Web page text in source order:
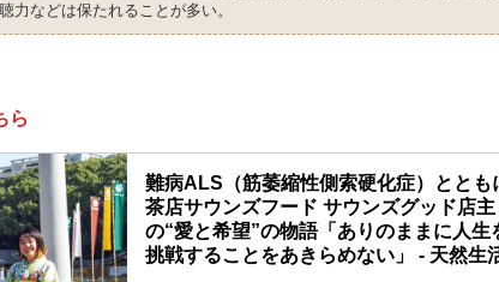
力などは保たれることが多い。
ら
難病ALS（筋萎縮性側索硬化症）ととも
茶店サウンズフード サウンズグッド店
の“愛と希望”の物語「ありのままに人生
挑戦することをあきらめない」 - 天然生